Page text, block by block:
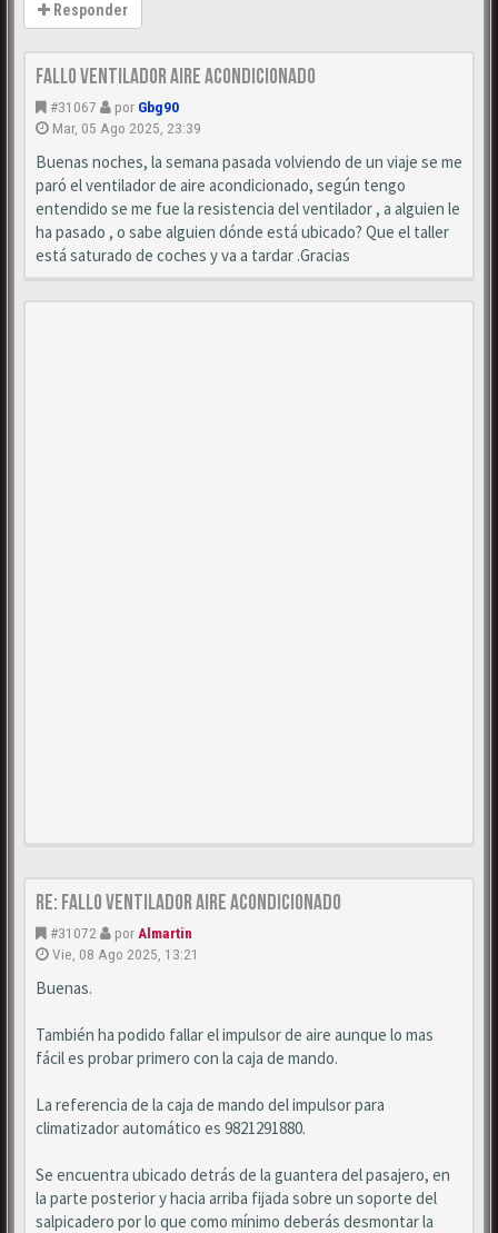
Responder
Fallo ventilador aire acondicionado
#31067 por Gbg90
Mar, 05 Ago 2025, 23:39
Buenas noches, la semana pasada volviendo de un viaje se me
paró el ventilador de aire acondicionado, según tengo
entendido se me fue la resistencia del ventilador , a alguien le
ha pasado , o sabe alguien dónde está ubicado? Que el taller
está saturado de coches y va a tardar .Gracias
Re: Fallo ventilador aire acondicionado
#31072 por Almartin
Vie, 08 Ago 2025, 13:21
Buenas.
También ha podido fallar el impulsor de aire aunque lo mas
fácil es probar primero con la caja de mando.
La referencia de la caja de mando del impulsor para
climatizador automático es 9821291880.
Se encuentra ubicado detrás de la guantera del pasajero, en
la parte posterior y hacia arriba fijada sobre un soporte del
salpicadero por lo que como mínimo deberás desmontar la